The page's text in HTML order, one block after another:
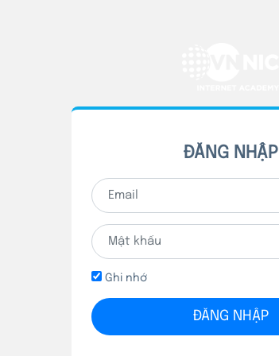
ĐĂNG NHẬP
Ghi nhớ
ĐĂNG NHẬP